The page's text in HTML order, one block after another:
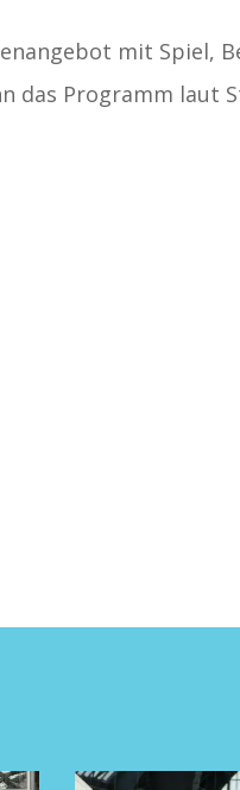
mit Spiel,
das Programm laut